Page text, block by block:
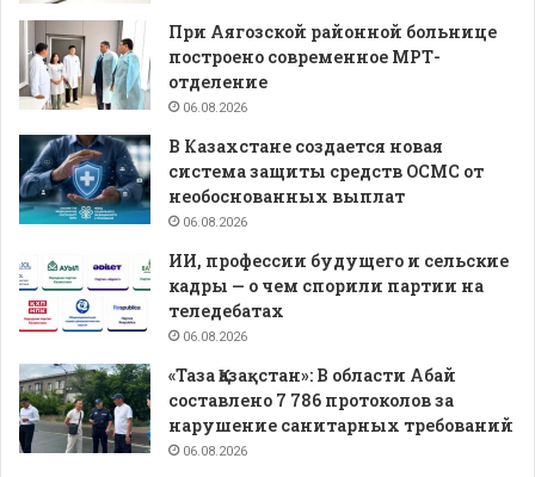
При Аягозской районной больнице
построено современное МРТ-
отделение
06.08.2026
В Казахстане создается новая
система защиты средств ОСМС от
необоснованных выплат
06.08.2026
ИИ, профессии будущего и сельские
кадры — о чем спорили партии на
теледебатах
06.08.2026
«Таза Қазақстан»: В области Абай
составлено 7 786 протоколов за
нарушение санитарных требований
06.08.2026